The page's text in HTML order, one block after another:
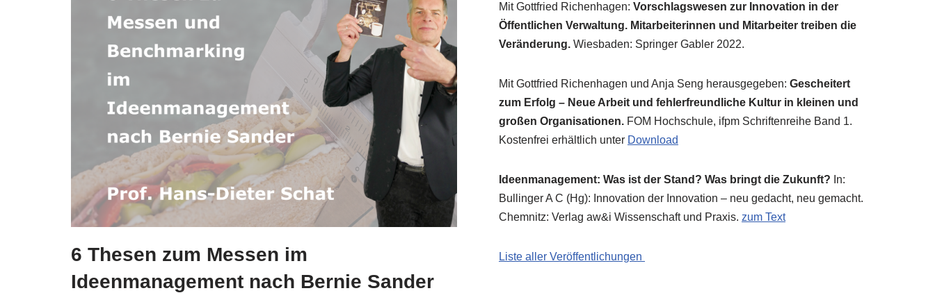
6 Thesen zum Messen im
Ideenmanagement nach Bernie Sander
Mit Gott­fried Richen­ha­gen: Vor­schlags­we­sen zur Inno­va­ti­on in der
Öffent­li­chen Ver­wal­tung. Mit­ar­bei­te­rin­nen und Mit­ar­bei­ter trei­ben die
Ver­än­de­rung. Wies­ba­den: Sprin­ger Gab­ler 2022.
Mit Gott­fried Richen­ha­gen und Anja Seng her­aus­ge­ge­ben: Geschei­tert
zum Erfolg – Neue Arbeit und feh­ler­freund­li­che Kul­tur in klei­nen und
gro­ßen Orga­ni­sa­tio­nen. FOM Hoch­schu­le, ifpm Schrif­ten­rei­he Band 1.
Kosten­frei erhält­lich unter Down­load
Ideen­ma­nage­ment: Was ist der Stand? Was bringt die Zukunft? In:
Bul­lin­ger A C (Hg): Inno­va­ti­on der Inno­va­ti­on – neu gedacht, neu gemacht.
Chem­nitz: Ver­lag aw&i Wis­sen­schaft und Pra­xis. zum Text
Liste aller Veröffentlichungen